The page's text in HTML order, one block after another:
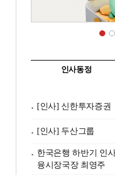
인사동정
[인사] 신한투자증권
[인사] 두산그룹
한국은행 하반기 인
융시장국장 최영주